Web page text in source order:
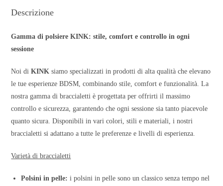
Descrizione
Gamma di polsiere KINK: stile, comfort e controllo in ogni
sessione
Noi diKINK siamo specializzati in prodotti di alta qualità che elevano
le tue esperienze BDSM, combinando stile, comfort e funzionalità. La
nostra gamma di braccialetti è progettata per offrirti il massimo
controllo e sicurezza, garantendo che ogni sessione sia tanto piacevole
quanto sicura. Disponibili in vari colori, stili e materiali, i nostri
braccialetti si adattano a tutte le preferenze e livelli di esperienza.
Varietà di braccialetti
Polsini in pelle: i polsini in pelle sono un classico senza tempo nel